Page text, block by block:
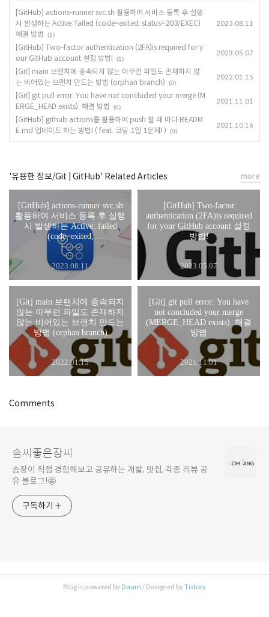
[GitHub] actions-runner svc.sh 활용하여 서비스 등록 후 실행
시 발생하는 Active: failed (code=exited, status=203/EXEC)
해결 방법
(1)
2023.08.11
[GitHub] Two-factor authentication (2FA)is required for y
our GitHub account 설정 방법!
(1)
2023.05.07
[Git] main 브랜치에 종속되지 않는 아무런 파일도 존재하지 않
는 비어있는 브랜치 만드는 방법 (orphan branch)
(0)
2022.01.15
[Git] git pull error: You have not concluded your merge (M
ERGE_HEAD exists). 해결 방법
(0)
2021.11.01
[GitHub] github actions를 활용하여 push 할 때 마다 READM
E.md 업데이트 하는 방법! ( feat. 코딩 1일 1문제! )
(0)
2021.10.16
'유용한 정보/Git | GitHub' Related Articles
[GitHub] actions-runner svc.sh
활용하여 서비스 등록 후 실행
시 발생하는 Active: failed
(code=exited,
status=203/EXEC) 해결 방법
2023.08.11
[GitHub] Two-factor
authentication (2FA)is required
for your GitHub account 설정
방법!
2023.05.07
[Git] main 브랜치에 종속되지
않는 아무런 파일도 존재하지
않는 비어있는 브랜치 만드는
방법 (orphan branch)
2022.01.15
[Git] git pull error: You have
not concluded your merge
(MERGE_HEAD exists). 해결
방법
2021.11.01
more
Comments
솜씨좋은장씨
솜장이 직접 경험해보고 공유하는 개발, 맛집, 각종 리뷰 공
유 블로그!🤩
구독하기
Blog is powered by Daum / Designed byTistory